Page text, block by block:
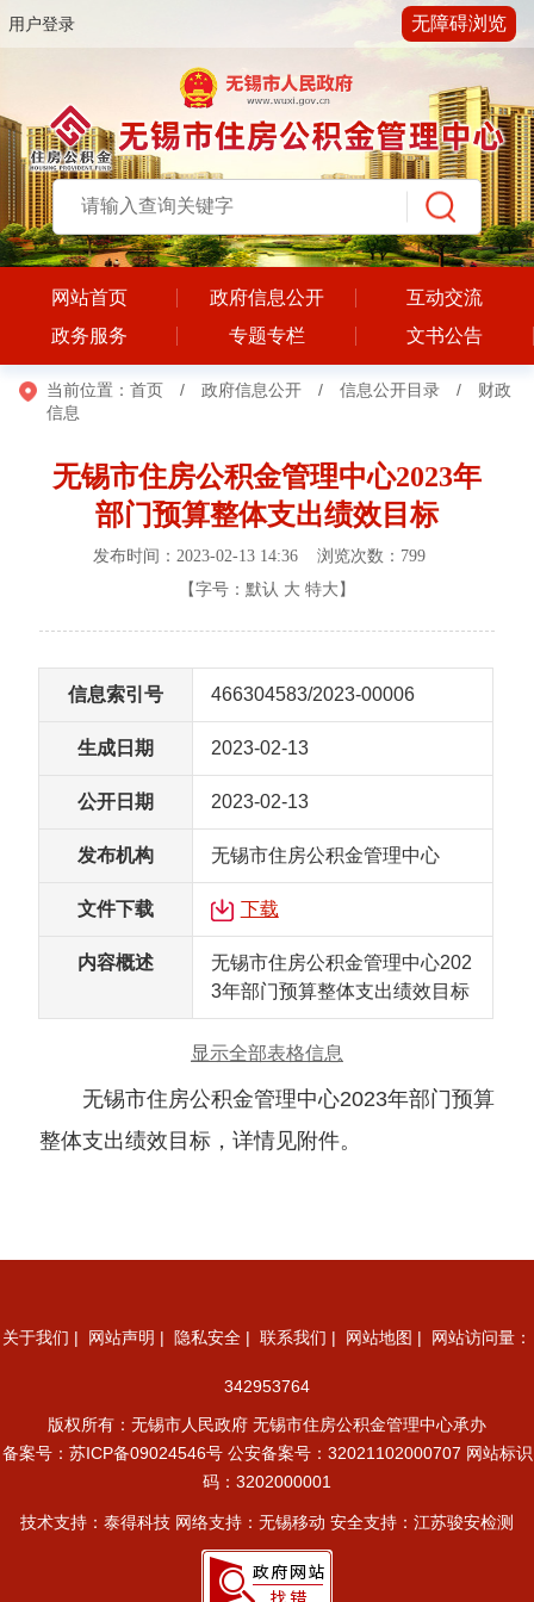
用户登录 无障碍浏览
网站首页 政府信息公开
互动交流
政务服务
专题专栏 文书公告
当前位置： 首页 / 政府信息公开 / 信息公开目录 /
财政
信息
无锡市住房公积金管理中心2023年
部门预算整体支出绩效目标
发布时间：2023-02-13 14:36 浏览次数： 799
【字号： 默认 大 特大 】
信息索引号 466304583/2023-00006
生成日期 2023-02-13
公开日期 2023-02-13
发布机构 无锡市住房公积金管理中心
文件下载 下载
内容概述
无锡市住房公积金管理中心202
3年部门预算整体支出绩效目标
显示全部表格信息
无锡市住房公积金管理中心2023年部门预算
整体支出绩效目标，详情见附件。
关于我们 网站声明 隐私安全 联系我们 网站地图 | 网站访问量：
342953764
版权所有：无锡市人民政府 无锡市住房公积金管理中心承办
备案号： 苏ICP备09024546号 公安备案号：32021102000707 网站标识
码：3202000001
技术支持：泰得科技 网络支持：无锡移动 安全支持：江苏骏安检测